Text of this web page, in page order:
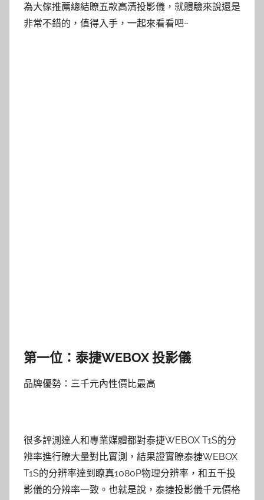
為大傢推薦總結瞭五款高清投影儀，就體驗來說還是
非常不錯的，值得入手，一起來看看吧~
第一位：泰捷WEBOX 投影儀
品牌優勢：三千元內性價比最高
很多評測達人和專業媒體都對泰捷WEBOX T1S的分
辨率進行瞭大量對比實測，結果證實瞭泰捷WEBOX
T1S的分辨率達到瞭真1080P物理分辨率，和五千投
影儀的分辨率一致。也就是說，泰捷投影儀千元價格